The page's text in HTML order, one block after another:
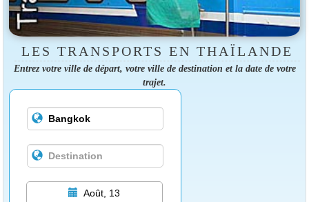
LES TRANSPORTS EN THAÏLANDE
Entrez votre ville de départ, votre ville de destination et la date de votre
trajet.
Août, 13